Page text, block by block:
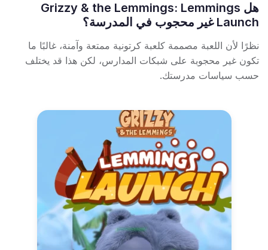
هل Grizzy & the Lemmings: Lemmings
Launch غير محجوب في المدرسة؟
نظرًا لأن اللعبة مصممة كلعبة كرتونية ممتعة وآمنة، غالبًا ما
تكون غير محجوبة على شبكات المدارس، لكن هذا قد يختلف
حسب سياسات مدرستك.